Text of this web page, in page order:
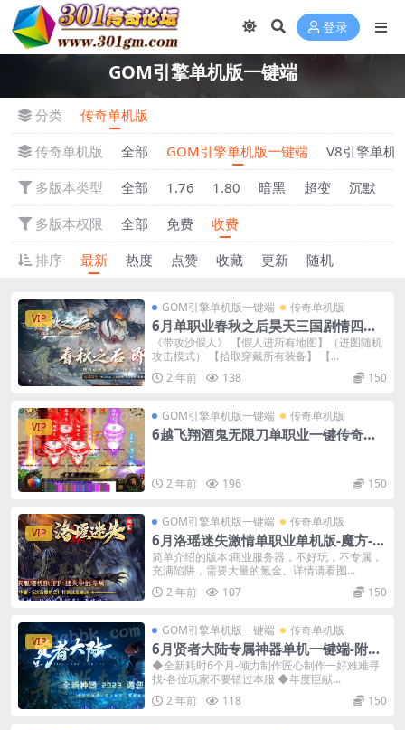
登录
GOM引擎单机版一键端
分类
传奇单机版
传奇单机版
全部 GOM引擎单机版一键端
V8引擎单机
多版本类型
全部 1.76 1.80 暗黑 超变 沉默
多版本权限
全部 免费
收费
排序
最新 热度 点赞 收藏 更新 随机
VIP
GOM引擎单机版一键端 传奇单机版
6月单职业春秋之后昊天三国剧情四大
陆单机版-附带GM后台
《带攻沙假人》 【假人进所有地图】（进图随机
攻击模式） 【拾取穿戴所有装备】 【...
2 年前
138 150
VIP
GOM引擎单机版一键端 传奇单机版
6越飞翔酒鬼无限刀单职业一键传奇版
2 年前 196 150
VIP
GOM引擎单机版一键端 传奇单机版
6月洛瑶迷失激情单职业单机版-魔方-转
生-洗练-附带GM后台
简单介绍的版本:商业服务器，不好玩，不专属，
充满陷阱，需要大量的氪金。详情请看图...
2 年前
107 150
VIP
GOM引擎单机版一键端 传奇单机版
6月贤者大陆专属神器单机一键端-附带
GM后台
◆全新耗时6个月-倾力制作匠心制作一好难难寻
找-各位玩家不要错过本服 ◆年度巨献...
2 年前
118 150